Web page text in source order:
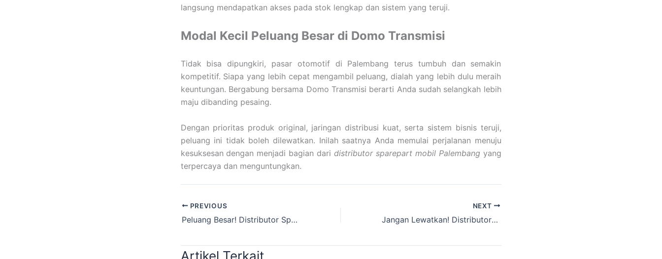
langsung mendapatkan akses pada stok lengkap dan sistem yang teruji.
Modal Kecil Peluang Besar di Domo Transmisi
Tidak bisa dipungkiri, pasar otomotif di Palembang terus tumbuh dan semakin
kompetitif. Siapa yang lebih cepat mengambil peluang, dialah yang lebih dulu meraih
keuntungan. Bergabung bersama Domo Transmisi berarti Anda sudah selangkah lebih
maju dibanding pesaing.
Dengan prioritas produk original, jaringan distribusi kuat, serta sistem bisnis teruji,
peluang ini tidak boleh dilewatkan. Inilah saatnya Anda memulai perjalanan menuju
kesuksesan dengan menjadi bagian dari distributor sparepart mobil Palembang yang
terpercaya dan menguntungkan.
PREVIOUS
Peluang Besar! Distributor Sparepart Mobil Palembang Dengan Modal Kecil
NEXT
Jangan Lewatkan! Distributor Sparepart Mobil Semarang Resmi Siap Melayani